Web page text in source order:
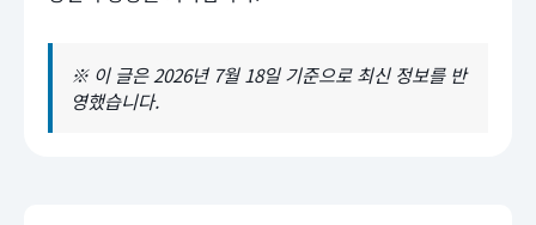
※ 이 글은 2026년 7월 18일 기준으로 최신 정보를 반
영했습니다.